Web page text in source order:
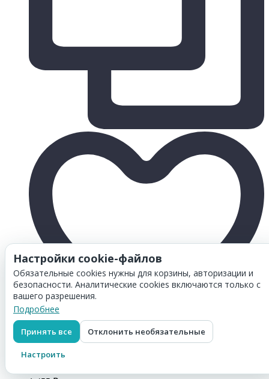
Картридж Hi-Black (HB-C9451A) №70 для HP DesignJet
Настройки cookie-файлов
Обязательные cookies нужны для корзины, авторизации и
безопасности. Аналитические cookies включаются только с
вашего разрешения.
Подробнее
Принять все Отклонить необязательные
Настроить